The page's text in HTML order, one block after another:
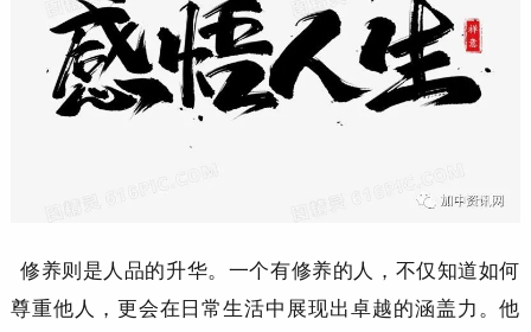
修养则是人品的升华。一个有修养的人，不仅知道如何
尊重他人，更会在日常生活中展现出卓越的涵盖力。他